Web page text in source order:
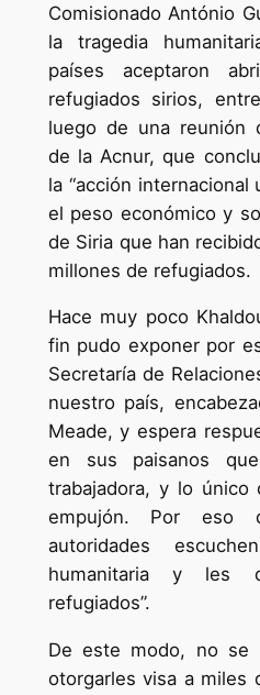
Comisionado António
la tragedia
países aceptaron
refugiados sirios,
luego de una reunión
de la Acnur, que
la “acción internacional
el peso económico y
de Siria que han
millones de refugiados.
Hace muy poco
fin pudo exponer por
Secretaría de
nuestro país,
Meade, y espera
en sus paisanos
trabajadora, y lo único
empujón. Por eso
autoridades
humanitaria y les
refugiados”.
De este modo, no se
otorgarles visa a miles